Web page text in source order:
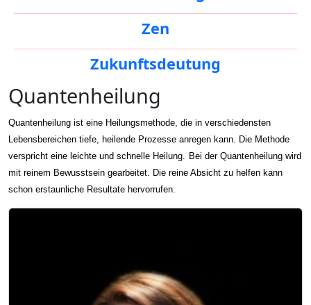
Zen
Zukunftsdeutung
Quantenheilung
Quantenheilung ist eine Heilungsmethode, die in verschiedensten
Lebensbereichen tiefe, heilende Prozesse anregen kann. Die Methode
verspricht eine leichte und schnelle Heilung. Bei der Quantenheilung wird
mit reinem Bewusstsein gearbeitet. Die reine Absicht zu helfen kann
schon erstaunliche Resultate hervorrufen.